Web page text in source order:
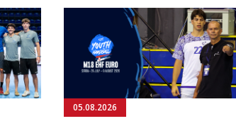
05.08.2026